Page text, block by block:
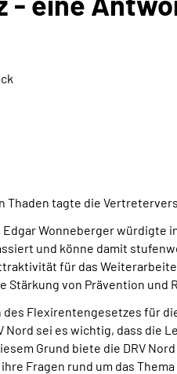
Thaden tagte die
Wonneberger würdigte
und könne damit
für das
Stärkung von Prävention und
Flexirentengesetzes für
Nord sei es wichtig, dass
Grund biete die DRV
Fragen rund um das